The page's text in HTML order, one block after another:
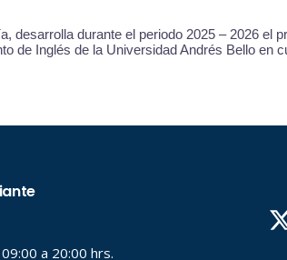
durante el periodo 2025 – 2026 el
de Inglés de la Universidad Andrés Bello en